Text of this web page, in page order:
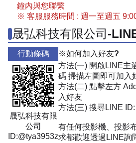
鐘內與您聯繫
※ 客服服務時間 : 週一至週五
晟弘科技有限公司-
行動條碼
晟弘科技有限
公司
ID:@tya3953z
※如何加入好友?
方法(一) 開啟LINE主
碼 掃描左圖即可加入
方法(二) 點擊左方
入好友
方法(三) 搜尋LINE ID:
有任何投影機、投影
求都歡迎透過LINE詢